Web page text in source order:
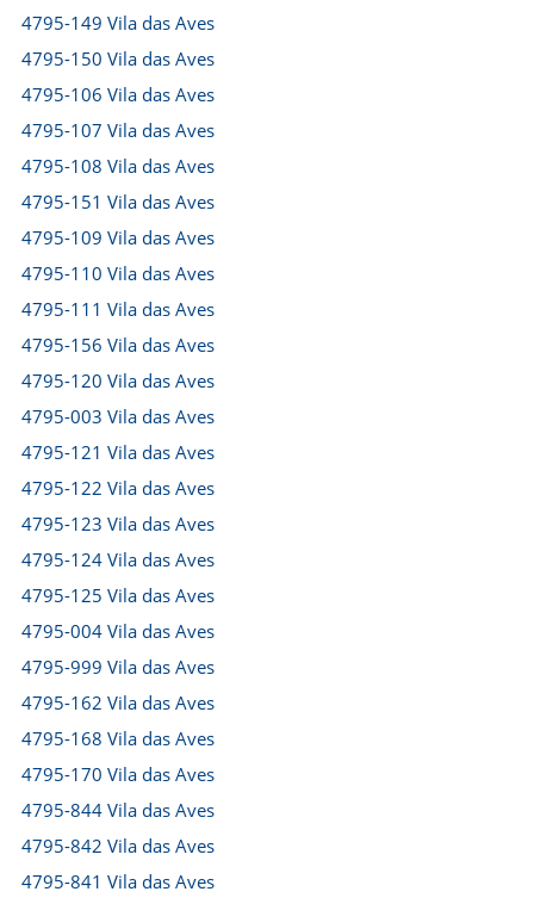
4795-149 Vila das Aves
4795-150 Vila das Aves
4795-106 Vila das Aves
4795-107 Vila das Aves
4795-108 Vila das Aves
4795-151 Vila das Aves
4795-109 Vila das Aves
4795-110 Vila das Aves
4795-111 Vila das Aves
4795-156 Vila das Aves
4795-120 Vila das Aves
4795-003 Vila das Aves
4795-121 Vila das Aves
4795-122 Vila das Aves
4795-123 Vila das Aves
4795-124 Vila das Aves
4795-125 Vila das Aves
4795-004 Vila das Aves
4795-999 Vila das Aves
4795-162 Vila das Aves
4795-168 Vila das Aves
4795-170 Vila das Aves
4795-844 Vila das Aves
4795-842 Vila das Aves
4795-841 Vila das Aves